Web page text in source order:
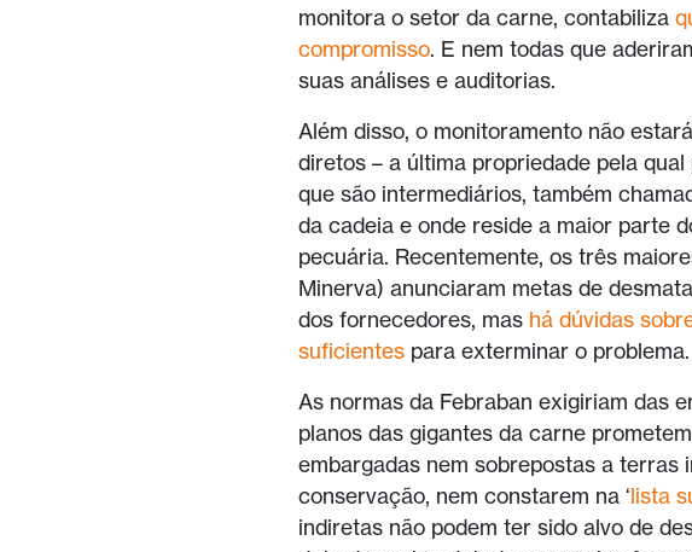
monitora o setor da carne, contabiliza
compromisso. E nem todas que
suas análises e auditorias.
Além disso, o monitoramento não
diretos – a última propriedade pela
que são intermediários, também
da cadeia e onde reside a maior parte
pecuária. Recentemente, os três
Minerva) anunciaram metas de
dos fornecedores, mas há dúvidas
suficientes para exterminar o problema.
As normas da Febraban exigiriam das
planos das gigantes da carne
embargadas nem sobrepostas a terras
conservação, nem constarem na ‘lista
indiretas não podem ter sido alvo de